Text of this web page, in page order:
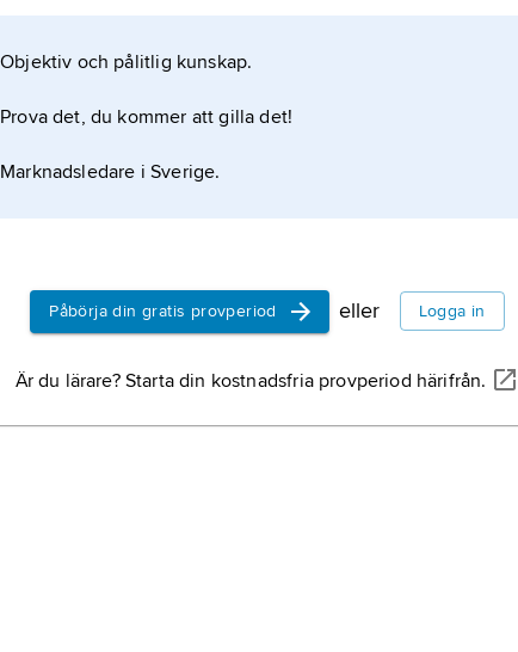
att kristaller i större mängd inte hinner
Objektiv och pålitlig kunskap.
Prova det, du kommer att gilla det!
Marknadsledare i Sverige.
Påbörja din gratis provperiod eller Logga in
Är du lärare? Starta din kostnadsfria provperiod härifrån.